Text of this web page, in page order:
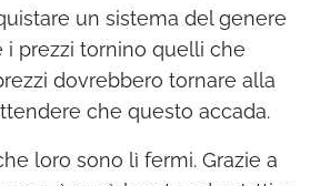
un sistema del genere
i prezzi tornino quelli che
dovrebbero tornare alla
che questo accada.
loro sono lì fermi. Grazie a